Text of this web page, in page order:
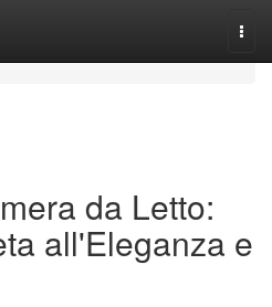
da Letto:
all'Eleganza e